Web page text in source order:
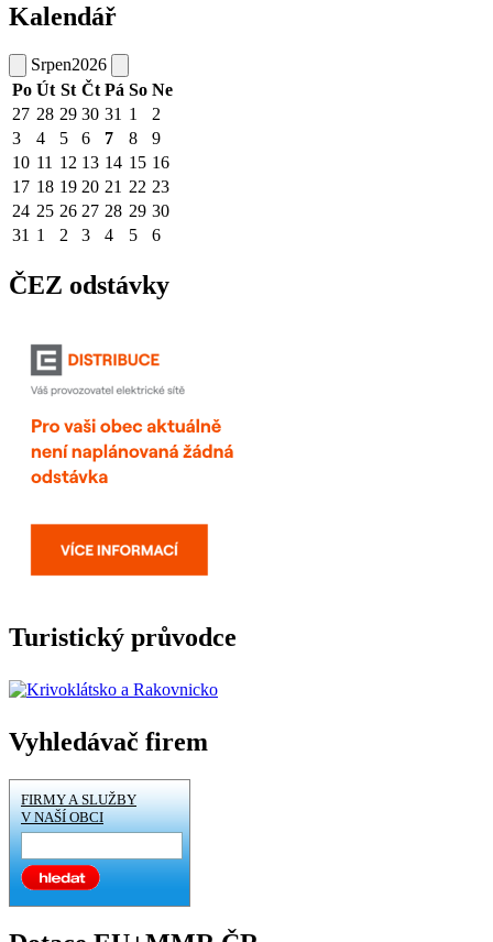
Kalendář
Srpen2026
Po Út St Čt Pá So Ne
27 28 29 30 31 1
2
3
4 5 6 7 8
9
10 11 12 13 14 15 16
17 18 19 20 21 22 23
24 25 26 27 28 29 30
31 1 2 3 4 5 6
ČEZ odstávky
Turistický průvodce
Vyhledávač firem
FIRMY A SLUŽBY
V NAŠÍ OBCI